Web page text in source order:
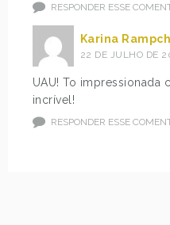
RESPONDER ESSE
Karina
22 DE JULHO DE
UAU! To impressionada
incrível!
RESPONDER ESSE